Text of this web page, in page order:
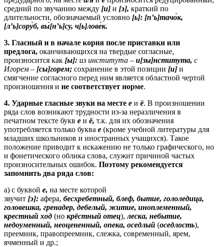
средний по звучанию между [и] и [э], краткий по
длительности, обозначаемый условно [ь]: [п’ь]тачо́к,
[л’ь]сору́б, вы́[н’ь]су, ч[ь]лове́к.
3. Гласный и в начале корня после приставки или
предлога, оканчивающихся на твердые согласные,
произносится как [ы]: из института – и[зы]нститута, с
Игорем – [сы]горем; сохранение в этой позиции [и] и
смягчение согласного перед ним является областной чертой
произношения и не соответствует норме.
4. Ударные гласные звуки на месте е и ё. В произношении
ряда слов возникают трудности из-за неразличения в
печатном тексте букв е и ё, т.к. для их обозначения
употребляется только буква е (кроме учебной литературы для
младших школьников и иностранных учащихся). Такое
положение приводит к искажению не только графического, но
и фонетического облика слова, служит причиной частых
произносительных ошибок. Поэтому рекомендуется
запомнить два ряда слов:
а) с буквой е, на месте которой
звучит [э]: афера, бесхребетный, блеф, бытие, гололедица,
головешка, гренадер, дебелый, житие, иноплеменный,
крестный ход (но крёстный отец),леска, небытие,
недоуменный, неоцененный, опека, оседлый (оседлость),
преемник, правопреемник, слежка, современный, ярем,
ячменный и др.;